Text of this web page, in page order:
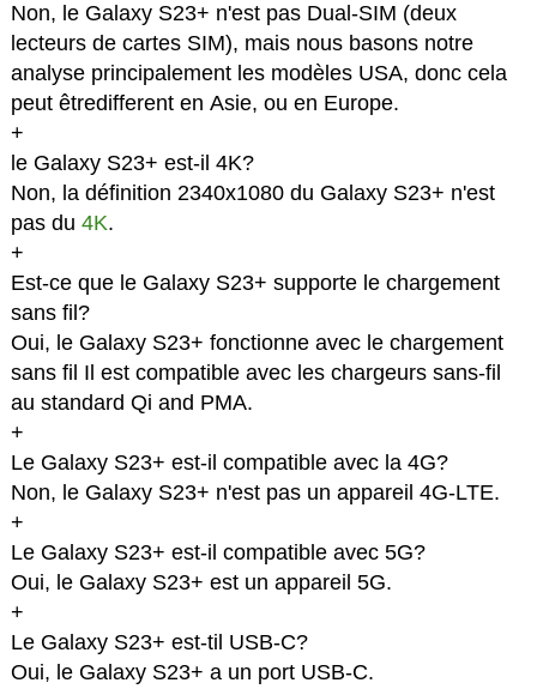
Non, le Galaxy S23+ n'est pas Dual-SIM (deux
lecteurs de cartes SIM), mais nous basons notre
analyse principalement les modèles USA, donc cela
peut êtredifferent en Asie, ou en Europe.
+
le Galaxy S23+ est-il 4K?
Non, la définition 2340x1080 du Galaxy S23+ n'est
pas du 4K.
+
Est-ce que le Galaxy S23+ supporte le chargement
sans fil?
Oui, le Galaxy S23+ fonctionne avec le chargement
sans fil Il est compatible avec les chargeurs sans-fil
au standard Qi and PMA.
+
Le Galaxy S23+ est-il compatible avec la 4G?
Non, le Galaxy S23+ n'est pas un appareil 4G-LTE.
+
Le Galaxy S23+ est-il compatible avec 5G?
Oui, le Galaxy S23+ est un appareil 5G.
+
Le Galaxy S23+ est-til USB-C?
Oui, le Galaxy S23+ a un port USB-C.